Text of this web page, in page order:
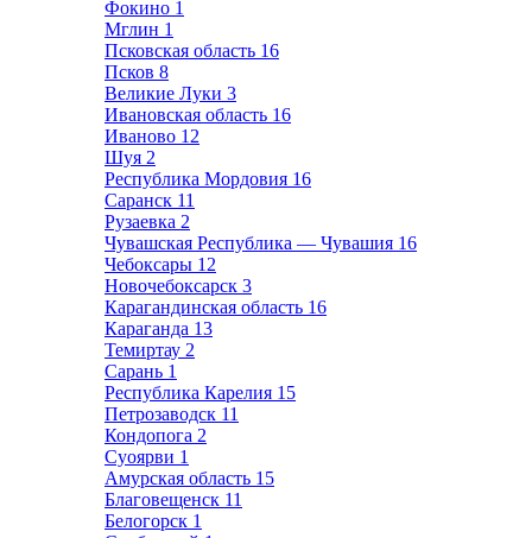
Фокино 1
Мглин 1
Псковская область 16
Псков 8
Великие Луки 3
Ивановская область 16
Иваново 12
Шуя 2
Республика Мордовия 16
Саранск 11
Рузаевка 2
Чувашская Республика — Чувашия 16
Чебоксары 12
Новочебоксарск 3
Карагандинская область 16
Караганда 13
Темиртау 2
Сарань 1
Республика Карелия 15
Петрозаводск 11
Кондопога 2
Суоярви 1
Амурская область 15
Благовещенск 11
Белогорск 1